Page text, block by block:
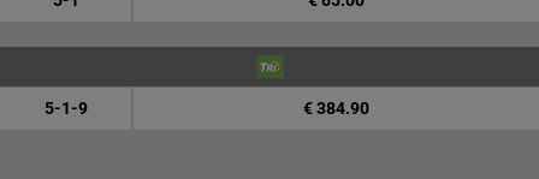
5-1-9 € 384.90